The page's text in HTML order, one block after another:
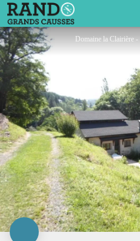
Domaine la Clairière - Gîte Lilas
Domaine la Clairière